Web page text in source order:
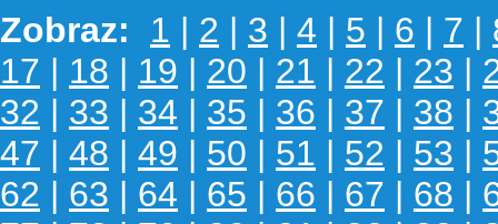
Zobraz: 1 | 2 | 3 | 4 | 5 | 6 | 7 |
17 | 18 | 19 | 20 | 21 | 22 | 23 |
32 | 33 | 34 | 35 | 36 | 37 | 38 |
47 | 48 | 49 | 50 | 51 | 52 | 53 |
62 | 63 | 64 | 65 | 66 | 67 | 68 |